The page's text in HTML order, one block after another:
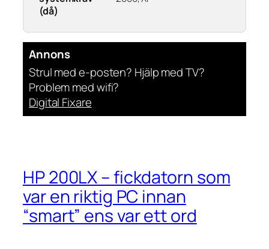
(då)
Annons
Strul med e-posten? Hjälp med TV?
Problem med wifi?
Digital Fixare
HP 200LX – fickdatorn som
var en riktig PC innan
“smart” ens var ett ord